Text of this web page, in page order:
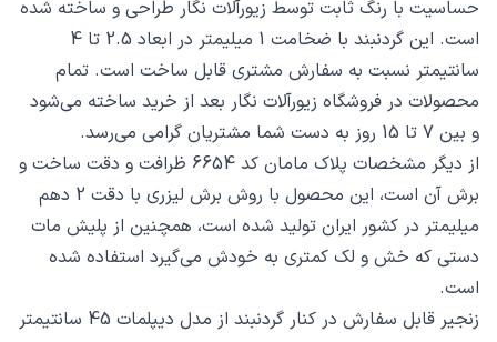
حساسیت با رنگ ثابت توسط زیورآلات نگار طراحی و ساخته شده
است. این گردنبند با ضخامت 1 میلیمتر در ابعاد 2.5 تا 4
سانتیمتر نسبت به سفارش مشتری قابل ساخت است. تمام
محصولات در فروشگاه زیورآلات نگار بعد از خرید ساخته می‌شود
و بین 7 تا 15 روز به دست شما مشتریان گرامی می‌رسد.
از دیگر مشخصات پلاک مامان کد 6654 ظرافت و دقت ساخت و
برش آن است، این محصول با روش برش لیزری با دقت 2 دهم
میلیمتر در کشور ایران تولید شده است، همچنین از پلیش مات
دستی که خش و لک کمتری به خودش می‌گیرد استفاده شده
است.
زنجیر قابل سفارش در کنار گردنبند از مدل دیپلمات 45 سانتیمتر